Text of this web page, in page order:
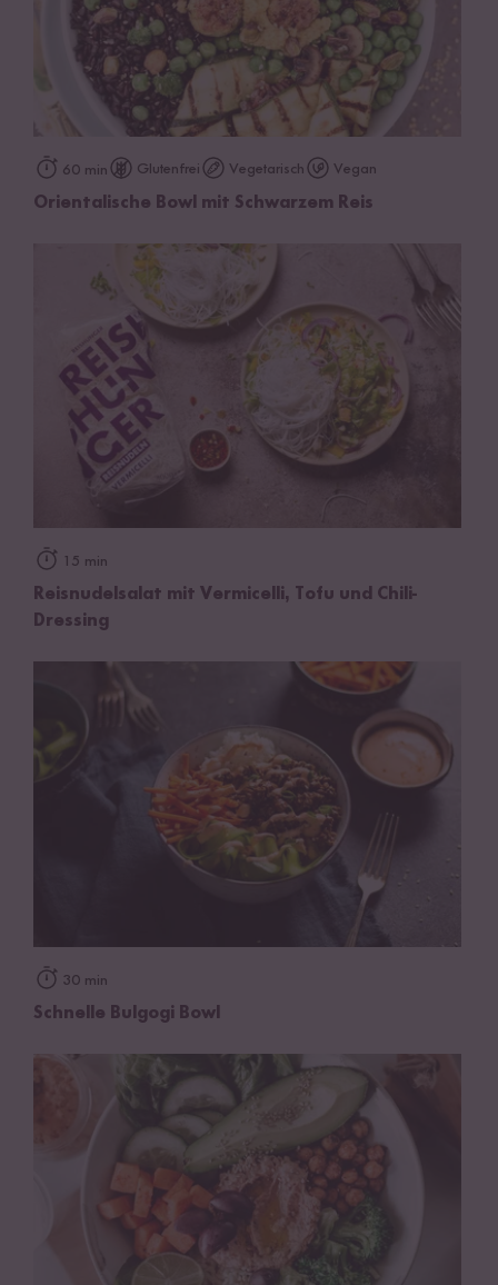
60 min Glutenfrei Vegetarisch Vegan
Orientalische Bowl mit Schwarzem Reis
15 min
Reisnudelsalat mit Vermicelli, Tofu und Chili-
Dressing
30 min
Schnelle Bulgogi Bowl